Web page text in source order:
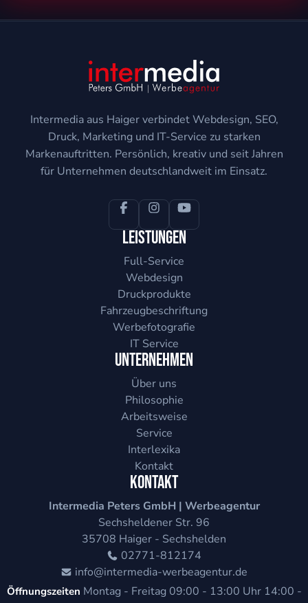
Intermedia aus Haiger verbindet Webdesign, SEO,
Druck, Marketing und IT-Service zu starken
Markenauftritten. Persönlich, kreativ und seit Jahren
für Unternehmen deutschlandweit im Einsatz.
Leistungen
Full-Service
Webdesign
Druckprodukte
Fahrzeugbeschriftung
Werbefotografie
IT Service
Unternehmen
Über uns
Philosophie
Arbeitsweise
Service
Interlexika
Kontakt
Kontakt
Intermedia Peters GmbH | Werbeagentur
Sechsheldener Str. 96
35708 Haiger - Sechshelden
02771-812174
info@intermedia-werbeagentur.de
Öffnungszeiten Montag - Freitag 09:00 - 13:00 Uhr 14:00 -